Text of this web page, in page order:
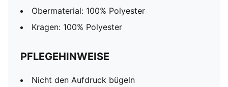
Obermaterial: 100% Polyester
Kragen: 100% Polyester
PFLEGEHINWEISE
Nicht den Aufdruck bügeln